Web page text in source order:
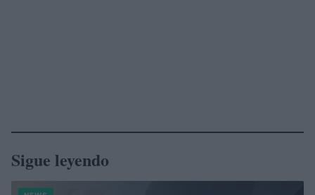
Sigue leyendo